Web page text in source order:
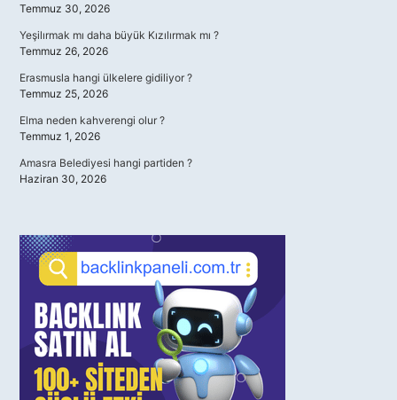
Temmuz 30, 2026
Yeşilırmak mı daha büyük Kızılırmak mı ?
Temmuz 26, 2026
Erasmusla hangi ülkelere gidiliyor ?
Temmuz 25, 2026
Elma neden kahverengi olur ?
Temmuz 1, 2026
Amasra Belediyesi hangi partiden ?
Haziran 30, 2026